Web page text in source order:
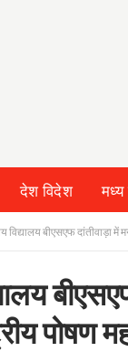
देश विदेश
विद्यालय बीएसएफ दांतीवाड़ा में
पोषण